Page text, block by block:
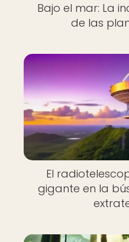
Bajo el mar: La
de las
El
gigante en la